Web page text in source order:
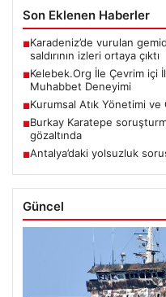
Son Eklenen Haberler
■Karadeniz’de vurulan
saldırının izleri ortaya çıktı
■Kelebek.Org İle Çevrim içi
Muhabbet Deneyimi
■Kurumsal Atık Yönetimi
■Burkay Karatepe
gözaltında
■Antalya’daki yolsuzluk
Güncel